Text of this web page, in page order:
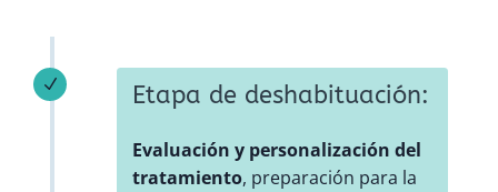
N Etapa de deshabituación:
Evaluación y personalización del
tratamiento, preparación para la